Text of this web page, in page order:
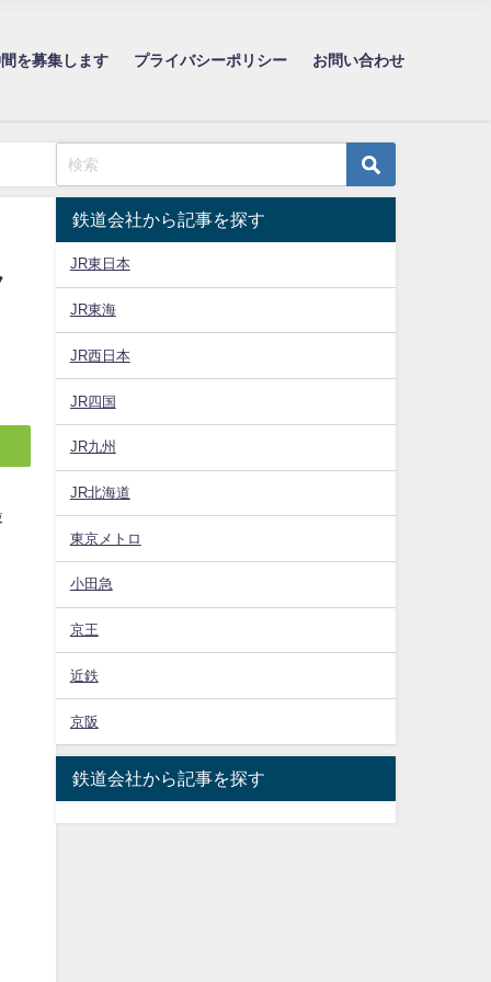
を募集します プライバシーポリシー お問い合わせ
鉄道会社から記事を探す
JR東日本
JR東海
JR西日本
JR四国
JR九州
JR北海道
東京メトロ
小田急
京王
近鉄
京阪
鉄道会社から記事を探す